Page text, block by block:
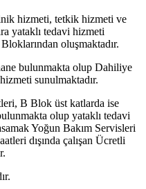
hizmeti, tetkik hizmeti ve
yataklı tedavi hizmeti
oluşmaktadır.
bulunmakta olup Dahiliye
sunulmaktadır.
B Blok üst katlarda ise
olup yataklı tedavi
Yoğun Bakım Servisleri
dışında çalışan Ücretli